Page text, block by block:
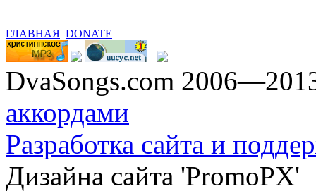
ГЛАВНАЯ DONATE
DvaSongs.com
аккордами
Разработка сайта и
Дизайна сайта 'PromoPX'